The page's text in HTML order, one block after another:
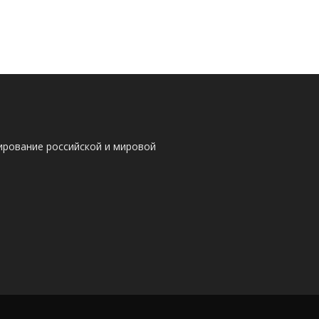
российской и мировой